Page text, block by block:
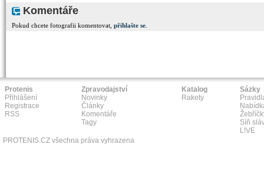
Komentáře
Pokud chcete fotografii komentovat, přihlašte se
Protenis
Přihlášení
Registrace
RSS
Zpravodajství
Novinky
Články
Komentáře
Tagy
Katalog
Rakety
Sázky
Síň
L!VE
PROTENIS.CZ všechna práva vyhrazena